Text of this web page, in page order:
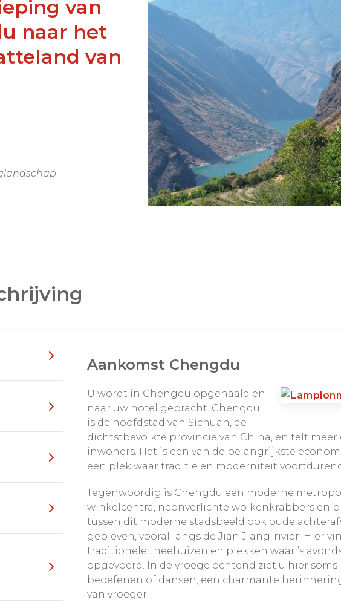
naar het
van
laat u een
culturen zien. U
de panda’s, geniet
Het eeuwenoude
voet van de
wandelingen in het
door de bergen naar
door de
zijn letterlijk en
in Yunnan.
, langs eeuwenoude
en maak
dat in dit gebied leeft.
door de lokale
en daar een wat
relaxen en op eigen
Aankomst Chengdu
U wordt in Chengdu opgehaald en
naar uw hotel gebracht. Chengdu
is de hoofdstad van Sichuan, de
dichtstbevolkte provincie van China, en telt meer
inwoners. Het is een van de belangrijkste
een plek waar traditie en moderniteit
Tegenwoordig is Chengdu een moderne
winkelcentra, neonverlichte wolkenkrabbers en
tussen dit moderne stadsbeeld ook oude
gebleven, vooral langs de Jian Jiang-rivier. Hier
traditionele theehuizen en plekken waar ’s
opgevoerd. In de vroege ochtend ziet u hier soms
beoefenen of dansen, een charmante
van vroeger.